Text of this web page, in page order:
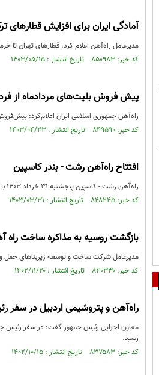
آمادگی ایران برای افزایش قطار‌های
مدیرعامل راه‌آهن اعلام کرد: قطار‌های تهران تا
کد خبر: ۸۵۰۹۸۳ تاریخ انتشار : ۱۴۰۳/۰۵/۱۵
پیش فروش بلیت‌های مردادماه از
راه‌آهن جمهوری اسلامی ایران اعلام‌کرد: پیش‌فروش بلیت‌
کد خبر: ۸۴۹۵۹۰ تاریخ انتشار : ۱۴۰۳/۰۴/۲۳
افتتاح راه‌آهن رشت - بندر کاسپین
راه‌آهن رشت - کاسپین پنجشنبه ۳۱ خرداد ۱۴۰۳ با حضور محمد مخبر سرپرست نهاد ریاست جمهوری در گیلان به بهره‌برداری رسید.
کد خبر: ۸۴۸۲۴۵ تاریخ انتشار : ۱۴۰۳/۰۳/۳۱
بازگشت روسیه به مذاکره ساخت راه
مدیرعامل شرکت ساخت و توسعه زیربنا‌های حمل
کد خبر: ۸۴۰۳۳۰ تاریخ انتشار : ۱۴۰۲/۱۱/۲۰
راه‌آهن و پتروشیمی اردبیل در سفر
معاون اجرایی رئیس جمهور گفت: در سفر رئیس
رسید.
کد خبر: ۸۳۷۵۸۳ تاریخ انتشار : ۱۴۰۲/۱۰/۱۵